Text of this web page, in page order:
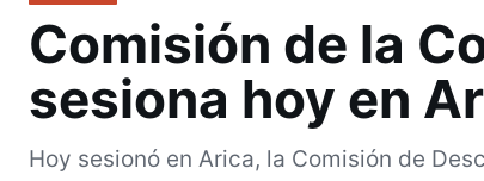
Comisión de la
sesiona hoy en
Hoy sesionó en Arica, la Comisión de